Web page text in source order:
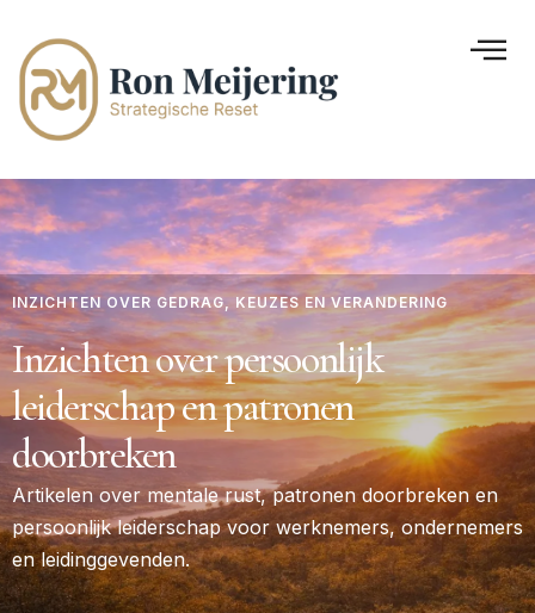
INZICHTEN OVER GEDRAG, KEUZES EN VERANDERING
Inzichten over persoonlijk
leiderschap en patronen
doorbreken
Artikelen over mentale rust, patronen doorbreken en
persoonlijk leiderschap voor werknemers, ondernemers
en leidinggevenden.